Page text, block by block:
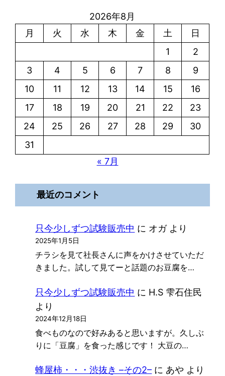
2026年8月
月
火 水 木 金 土
日
1
2
3
4 5 6 7 8
9
10
11 12 13 14 15
16
17
18 19 20 21 22
23
24
25 26 27 28 29
30
31
« 7月
最近のコメント
只今少しずつ試験販売中 に オガより
2025年1月5日
チラシを見て社長さんに声をかけさせていただ
きました。試して見てーと話題のお豆腐を…
只今少しずつ試験販売中 に H.S 雫石住民
より
2024年12月18日
食べものなので好みあると思いますが。久しぶ
りに「豆腐」を食った感じです！ 大豆の…
蜂屋柿・・・渋抜き –その2– に あや より